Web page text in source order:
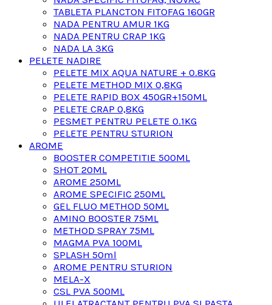
TABLETA PLANCTON FITOFAG 160GR
NADA PENTRU AMUR 1KG
NADA PENTRU CRAP 1KG
NADA LA 3KG
PELETE NADIRE
PELETE MIX AQUA NATURE + 0.8KG
PELETE METHOD MIX 0,8KG
PELETE RAPID BOX 450GR+150ML
PELETE CRAP 0,8KG
PESMET PENTRU PELETE 0.1KG
PELETE PENTRU STURION
AROME
BOOSTER COMPETITIE 500ML
SHOT 20ML
AROME 250ML
AROME SPECIFIC 250ML
GEL FLUO METHOD 50ML
AMINO BOOSTER 75ML
METHOD SPRAY 75ML
MAGMA PVA 100ML
SPLASH 50ml
AROME PENTRU STURION
MELA-X
CSL PVA 500ML